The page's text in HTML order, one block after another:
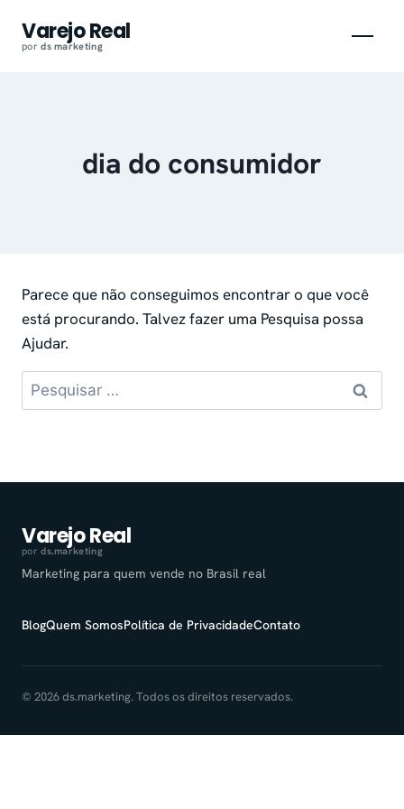
paraVarejo Real
pords.marketing
dia do consumidor
Parece que não conseguimos encontrar o que você
está procurando. Talvez fazer uma Pesquisa possa
Ajudar.
Pesquisar
por:
Varejo Real
pords.marketing
Marketing para quem vende no Brasil real
BlogQuem SomosPolítica de PrivacidadeContato
© 2026 ds.marketing. Todos os direitos reservados.